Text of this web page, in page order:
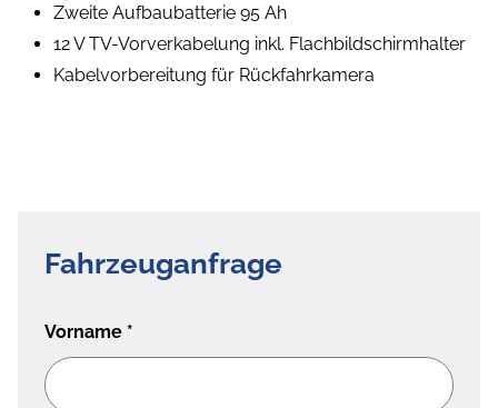
Zweite Aufbaubatterie 95 Ah
12 V TV-Vorverkabelung inkl. Flachbildschirmhalter
Kabelvorbereitung für Rückfahrkamera
Fahrzeuganfrage
Vorname *